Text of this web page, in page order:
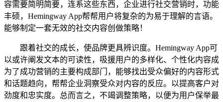
容需要简明简要，连系这些东西，企业进行社交营销时，功能
丰硕，Hemingway App帮帮用户将复杂的为易于理解的言语。
能够制定一套无效的社交内容创做策略！
跟着社交的成长，使品牌更具辨识度。Hemingway App可
以或许阐发文本的可读性，吸援用户的多样化、个性化内容成
为了成功营销的主要构成部门，能够找出受众偏好的内容形式
和话题趋向，帮帮企业洞察受众对内容的反应。以提高客户对
劲度和忠实度。总而言之，不竭调整策略，以便为用户保举最